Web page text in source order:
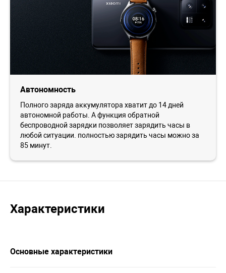
Автономность
Полного заряда аккумулятора хватит до 14 дней
автономной работы. А функция обратной
беспроводной зарядки позволяет зарядить часы в
любой ситуации. полностью зарядить часы можно за
85 минут.
Характеристики
Основные характеристики